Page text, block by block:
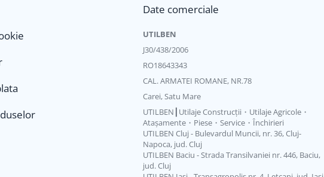
critice, chiar și în sarcini grele.
și formarea depunerilor, menținând sistemul curat.
o performanță constantă într-un interval larg de temperaturi.
intervalelor de service și la reducerea costurilor de întreținere.
Date comerciale
UTILBEN
J30/438/2006
RO18643343
CAL. ARMATEI ROMANE, NR.78
Carei, Satu Mare
UTILBEN┃Utilaje Construcții・Utilaje Agricole・
Atașamente・Piese・Service・Închirieri
UTILBEN Cluj - Bulevardul Muncii, nr. 36, Cluj-
Napoca, jud. Cluj
UTILBEN Baciu - Strada Transilvaniei nr. 446, Baciu,
jud. Cluj